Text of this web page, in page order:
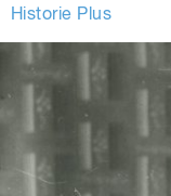
Historie Plus